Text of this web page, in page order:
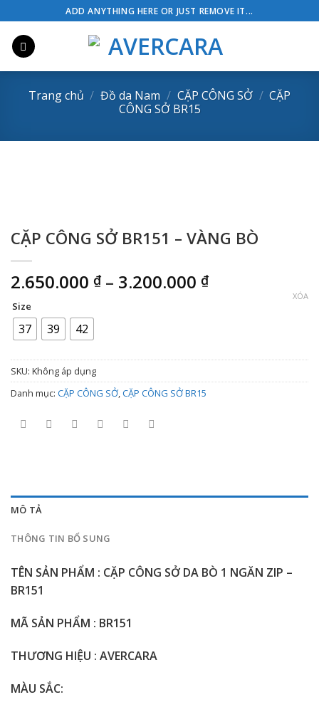
to
content
ADD ANYTHING HERE OR JUST REMOVE IT...
Trang chủ / Đồ da Nam / CẶP CÔNG SỞ / CẶP
CÔNG SỞ BR15
CẶP CÔNG SỞ BR151 – VÀNG BÒ
2.650.000 ₫ – 3.200.000 ₫Khoảng
3.200.000 ₫
Size
37 39 42
XÓA
SKU: Không áp dụng
Danh mục: CẶP CÔNG SỞ,CẶP CÔNG SỞ BR15
MÔ TẢ
THÔNG TIN BỔ SUNG
TÊN SẢN PHẨM : CẶP CÔNG SỞ DA BÒ 1 NGĂN ZIP –
BR151
MÃ SẢN PHẨM : BR151
THƯƠNG HIỆU : AVERCARA
MÀU SẮC: